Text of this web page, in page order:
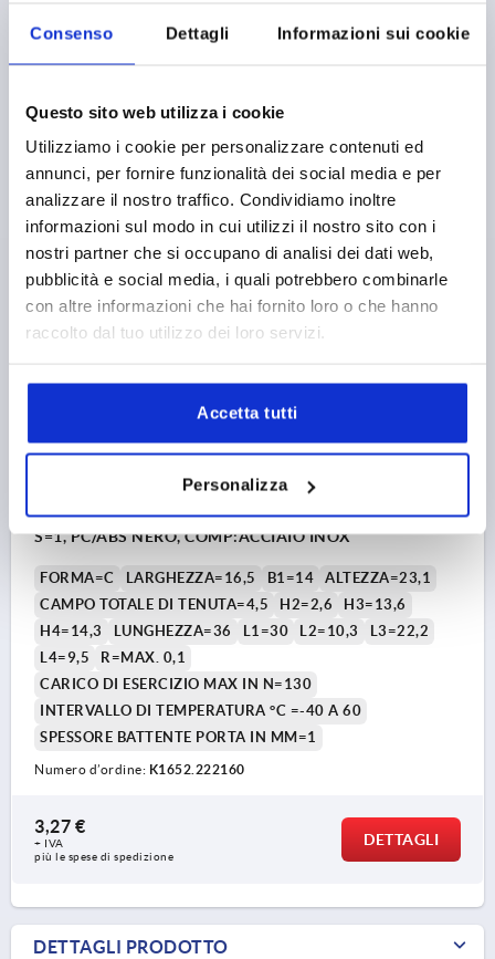
Consenso Dettagli Informazioni sui cookie
Questo sito web utilizza i cookie
Utilizziamo i cookie per personalizzare contenuti ed
annunci, per fornire funzionalità dei social media e per
analizzare il nostro traffico. Condividiamo inoltre
informazioni sul modo in cui utilizzi il nostro sito con i
nostri partner che si occupano di analisi dei dati web,
pubblicità e social media, i quali potrebbero combinarle
con altre informazioni che hai fornito loro o che hanno
raccolto dal tuo utilizzo dei loro servizi.
Accetta tutti
Personalizza
L4=6,4
R=MAX. 0,1
CARICO DI ESERCIZIO MAX IN N=90
SPESSORE BATTENTE PORTA IN MM=0,8
Numero d’ordine:K1652.215090
2,88 €
+ IVA
DETTAGLI
K1652
CHIUSURA A SCATTO CON IMPUGNATURA, A
INCASTRO, FORMA:C GRANDE, H=23,1, B=16,5, L=36,
S=1, PC/ABS NERO, COMP:ACCIAIO INOX
FORMA=C LARGHEZZA=16,5 B1=14
ALTEZZA=23,1
CAMPO TOTALE DI TENUTA=4,5
H2=2,6
H3=13,6
H4=14,3
LUNGHEZZA=36 L1=30 L2=10,3
L3=22,2
L4=9,5
R=MAX. 0,1
CARICO DI ESERCIZIO MAX IN N=130
INTERVALLO DI TEMPERATURA °C =-40 A 60
SPESSORE BATTENTE PORTA IN MM=1
Numero d’ordine: K1652.222160
3,27 €
+ IVA
più le spese di spedizione
DETTAGLI
DETTAGLI PRODOTTO